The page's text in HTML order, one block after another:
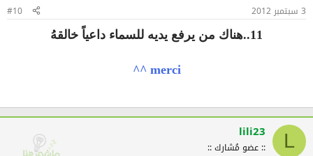
3 سبتمبر 2012
#10
11..هناك من يرفع يديه للسماء داعياً خالقهُ
merci ^^
L
lili23
:: عضو مُشارك ::